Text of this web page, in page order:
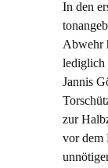
In den
Abwehr
lediglich
Jannis
zur
vor dem